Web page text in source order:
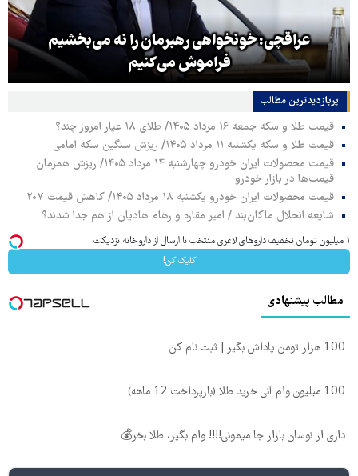
عراقچی: خونخواهی رهبرمان را نه می‌بخشیم
فراموش می‌کنیم
پربازدیدترین‌ مطالب
قیمت طلا و سکه جمعه ۱۶ مرداد ۱۴۰۵/ طلای ۱۸ عیار امروز چند؟
قیمت طلا و سکه یکشنبه ۱۱ مرداد ۱۴۰۵/ ریزش سنگین سکه امامی
قیمت محصولات ایران خودرو چهارشنبه ۱۴ مرداد ۱۴۰۵/ ریزش همزمان
قیمت‌ها در بازار خودرو
قیمت محصولات ایران خودرو یکشنبه ۱۸ مرداد ۱۴۰۵/ کاهش قیمت ۲۰۷
شایعه انحلال ماکان‌بند / امیر مقاره و رهام هادیان از هم جدا شدند؟
۱ میلیون تومان تخفیف داروهای لاغری منتخب با ارسال از داروخانه نزدیکت
کلیک کن!
مطالب پیشنهادی
100 هزار تومن پاداش بگیر | ثبت نام کن
100 میلیون وام آنی خرید طلا (بازپرداخت 12 ماهه)
داری از نوسان بازار جا میمونی!!!! وام بگیر، طلا بخر💰